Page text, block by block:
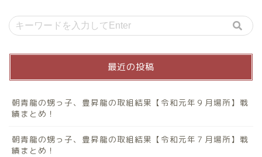
最近の投稿
朝青龍の甥っ子、豊昇龍の取組結果【令和元年９月場所】戦
績まとめ！
朝青龍の甥っ子、豊昇龍の取組結果【令和元年７月場所】戦
績まとめ！